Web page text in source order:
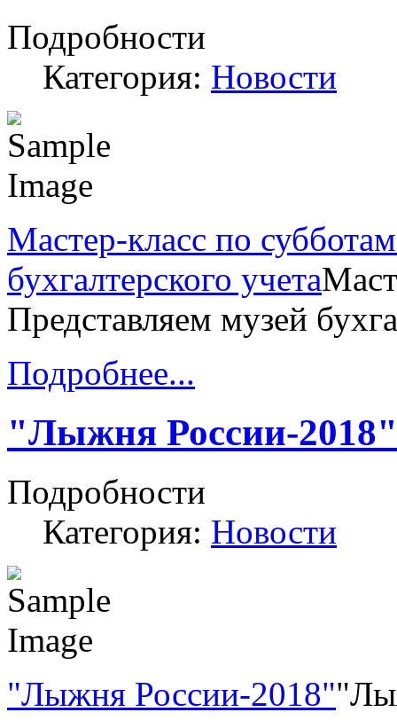
Подробности
Категория: Новости
Мастер-класс по
бухгалтерского учета
Представляем музей
Подробнее...
"Лыжня России-2018"
Подробности
Категория: Новости
"Лыжня России-2018"